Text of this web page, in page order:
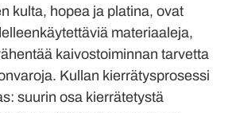
kulta, hopea ja platina, ovat
materiaaleja,
kaivostoiminnan tarvetta
Kullan kierrätysprosessi
suurin osa kierrätetystä